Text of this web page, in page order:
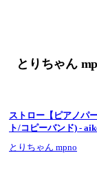
とりちゃん
ストロー【ピアノパ
ト/コピーバンド) -
とりちゃん mpno